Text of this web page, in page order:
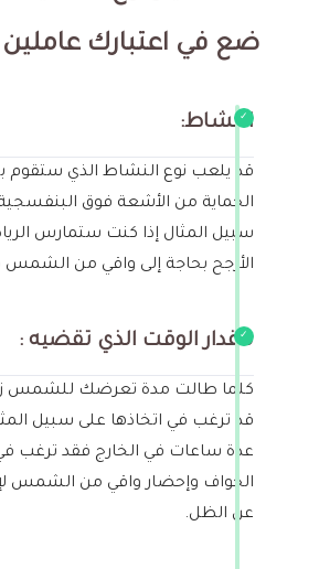
ضع في اعتبارك عاملين
النشاط:
قد يلعب نوع النشاط الذي ستقوم
الحماية من الأشعة فوق
سبيل المثال إذا كنت ستمارس
الأرجح بحاجة إلى واقي من الشمس
مقدار الوقت الذي تقضيه :
كلما طالت مدة تعرضك للشمس
قد ترغب في اتخاذها على سبيل
عدة ساعات في الخارج فقد ترغب
الحواف وإحضار واقي من الشمس
عن الظل.